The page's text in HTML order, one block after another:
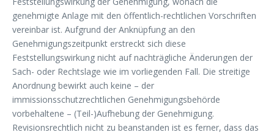
genehmigte Anlage mit den öffentlich-rechtlichen Vorschriften
vereinbar ist. Aufgrund der Anknüpfung an den
Genehmigungszeitpunkt erstreckt sich diese
Feststellungswirkung nicht auf nachträgliche Änderungen der
Sach- oder Rechtslage wie im vorliegenden Fall. Die streitige
Anordnung bewirkt auch keine – der
immissionsschutzrechtlichen Genehmigungsbehörde
vorbehaltene – (Teil-)Aufhebung der Genehmigung.
Revisionsrechtlich nicht zu beanstanden ist es ferner, dass das